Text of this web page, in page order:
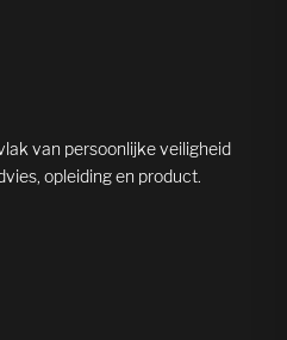
van persoonlijke veiligheid
opleiding en product.